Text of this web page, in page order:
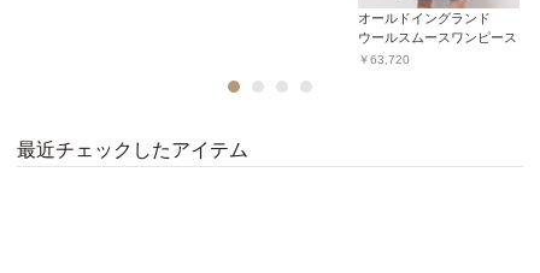
オールドイングランド
ウールスムースワンピース
￥63,720
2 3 4
最近チェックしたアイテム